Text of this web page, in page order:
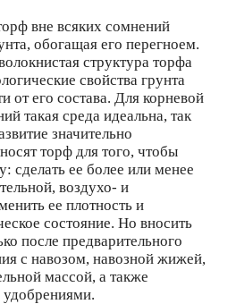
вне всяких сомнений
обогащая его перегноем.
структура торфа
свойства грунта
от его состава. Для корневой
такая среда идеальна, так
значительно
торф для того, чтобы
сделать ее более или менее
воздухо- и
ее плотность и
состояние. Но вносить
после предварительного
с навозом, навозной жижей,
массой, а также